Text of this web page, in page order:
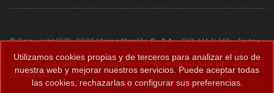
© Copyright 1979-2026Viajes Nicolás G., S.A.- CIC-MA N. 143 - Todos
los derechos reservados. Todos los precios correctos salvo error
tipográfico. Ayuda-Mapa del sitio -Aviso legal, cookies y política de
privacidad.
Utilizamos cookies propias y de terceros para analizar el uso de
nuestra web y mejorar nuestros servicios. Puede aceptar todas
las cookies, rechazarlas o configurar sus preferencias.